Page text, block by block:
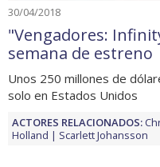
30/04/2018
"Vengadores:
semana de estreno
Unos 250 millones de
solo en Estados Unidos
ACTORES RELACIONADOS:
Holland
Scarlett Johansson